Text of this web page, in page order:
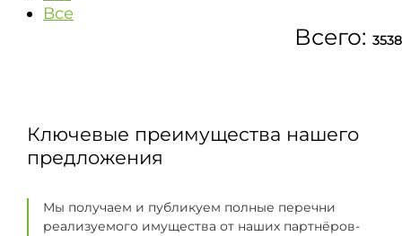
Все
Всего:
Ключевые преимущества нашего
предложения
Мы получаем и публикуем полные перечни
реализуемого имущества от наших партнёров-